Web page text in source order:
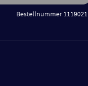
Bestellnummer 1119021